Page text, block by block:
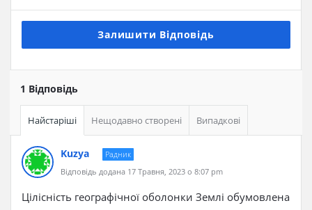
Залишити Відповідь
1 Відповідь
Найстаріші Нещодавно створені Випадкові
Kuzya
Радник
Відповідь додана 17 Травня, 2023 о 8:07 pm
Цілісність географічної оболонки Землі обумовлена